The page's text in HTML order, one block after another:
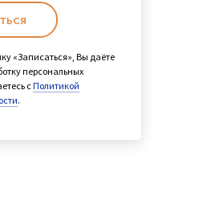
«Записаться», Вы даёте
персональных
сПолитикой
.